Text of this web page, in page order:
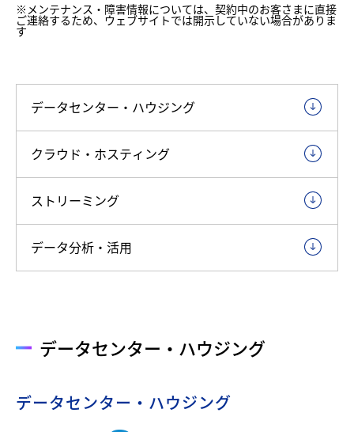
※ メンテナンス・障害情報については、契約中のお客さまに直接
ご連絡するため、ウェブサイトでは開示していない場合がありま
す
データセンター・ハウジング
クラウド・ホスティング
ストリーミング
データ分析・活用
データセンター・ハウジング
データセンター・ハウジング